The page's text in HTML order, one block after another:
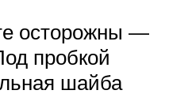
осторожны —
пробкой
шайба